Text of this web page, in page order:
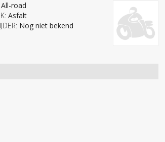
All-road
Asfalt
Nog niet bekend